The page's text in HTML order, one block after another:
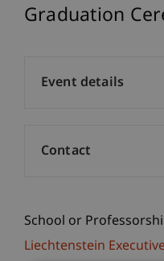
Graduation
School or
Liechtenstein
Event details
Contact